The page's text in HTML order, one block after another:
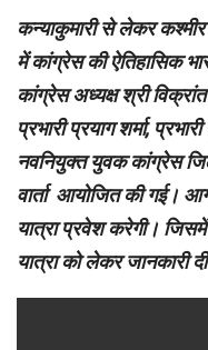
कन्याकुमारी से लेकर
में कांग्रेस की ऐतिहासिक
कांग्रेस अध्यक्ष श्री
प्रभारी प्रयाग शर्मा,
नवनियुक्त युवक कांग्रेस
वार्ता आयोजित की गई।
यात्रा प्रवेश करेगी। जिसमें
यात्रा को लेकर जानकारी